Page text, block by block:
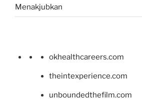
Menakjubkan
okhealthcareers.com
theintexperience.com
unboundedthefilm.com